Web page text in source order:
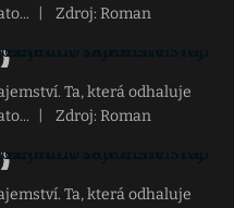
Zdroj: Roman
Ta, která odhaluje
Zdroj: Roman
Ta, která odhaluje